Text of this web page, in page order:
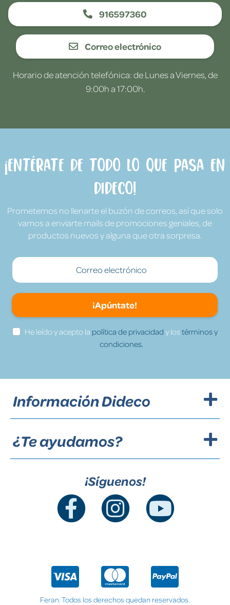
916597360
Correo electrónico
Horario de atención telefónica: de Lunes a Viernes, de
9:00h a 17:00h.
¡Entérate de todo lo que pasa en
Dideco!
Prometemos no llenarte el buzón de correos, así que solo
vamos a enviarte mails de promociones geniales, de
productos nuevos y alguna que otra sorpresa.
¡Apúntate!
He leído y acepto la política de privacidad y lostérminos y
condiciones.
Información Dideco
¿Te ayudamos?
¡Síguenos!
Feran. Todos los derechos quedan reservados.